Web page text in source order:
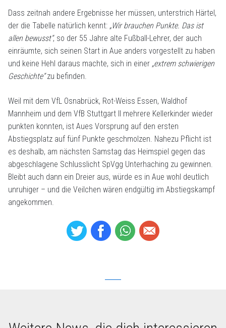
Dass zeitnah andere Ergebnisse her müssen, unterstrich Härtel,
der die Tabelle natürlich kennt: „Wir brauchen Punkte. Das ist
allen bewusst“, so der 55 Jahre alte Fußball-Lehrer, der auch
einräumte, sich seinen Start in Aue anders vorgestellt zu haben
und keine Hehl daraus machte, sich in einer „extrem schwierigen
Geschichte“zu befinden.
Weil mit dem VfL Osnabrück, Rot-Weiss Essen, Waldhof
Mannheim und dem VfB Stuttgart II mehrere Kellerkinder wieder
punkten konnten, ist Aues Vorsprung auf den ersten
Abstiegsplatz auf fünf Punkte geschmolzen. Nahezu Pflicht ist
es deshalb, am nächsten Samstag das Heimspiel gegen das
abgeschlagene Schlusslicht SpVgg Unterhaching zu gewinnen.
Bleibt auch dann ein Dreier aus, würde es in Aue wohl deutlich
unruhiger – und die Veilchen wären endgültig im Abstiegskampf
angekommen.